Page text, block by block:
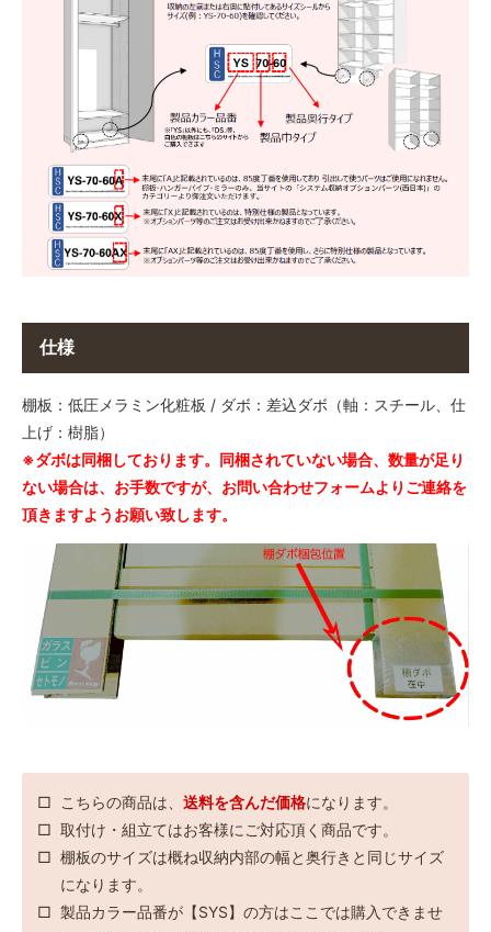
6,644円(税込)
7,579円(税込)
85-60
85-75
9,702円(税込)
85-90
6,006円(税込)
90-40
6,644円(税込)
6,952円(税込)
90-50
7,744円(税込)
90-60
仕様
棚板：低圧メラミン化粧板 / ダボ：差込ダボ（軸：スチール、仕
上げ：樹脂）
※ダボは同梱しております。同梱されていない場合、数量が足り
ない場合は、お手数ですが、お問い合わせフォームよりご連絡を
頂きますようお願い致します。
こちらの商品は、 送料を含んだ価格になります。
取付け・組立てはお客様にご対応頂く商品です。
棚板のサイズは概ね収納内部の幅と奥行きと同じサイズ
になります。
製品カラー品番が【SYS】の方はここでは購入できませ